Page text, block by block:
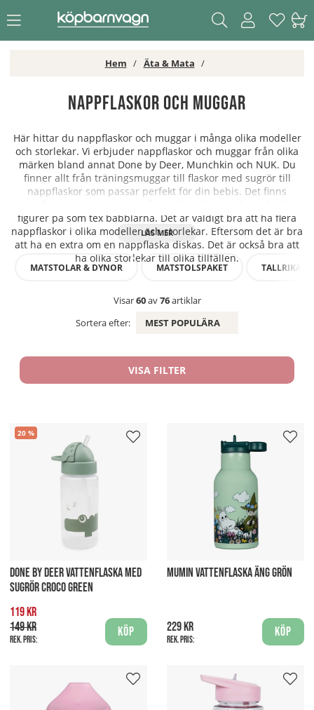
Hem Äta & Mata
Nappflaskor och Muggar
Här hittar du nappflaskor och muggar i många olika modeller
och storlekar. Vi erbjuder nappflaskor och muggar från olika
märken bland annat Done by Deer, Munchkin och NUK. Du
finner allt från träningsmuggar till flaskor med sugrör till
nappflaskor som passar perfekt för din bebis. Det finns
figurer på som tex babblarna. Det är väldigt bra att ha flera
nappflaskor i olika modeller och storlekar. Eftersom det är bra
att ha en extra om en nappflaska diskas. Det är också bra att
ha olika storlekar till olika tillfällen.
MATSTOLAR & DYNOR MATSTOLSPAKET TALLRIKAR
Visar60av76artiklar
Sortera efter:
MEST POPULÄRA
VISA FILTER
20
DONE BY DEER VATTENFLASKA MED
SUGRÖR CROCO GREEN
119 kr
149 kr
Rek. pris:
Köp
MUMIN VATTENFLASKA ÄNG GRÖN
229 kr
Rek. pris:
Köp